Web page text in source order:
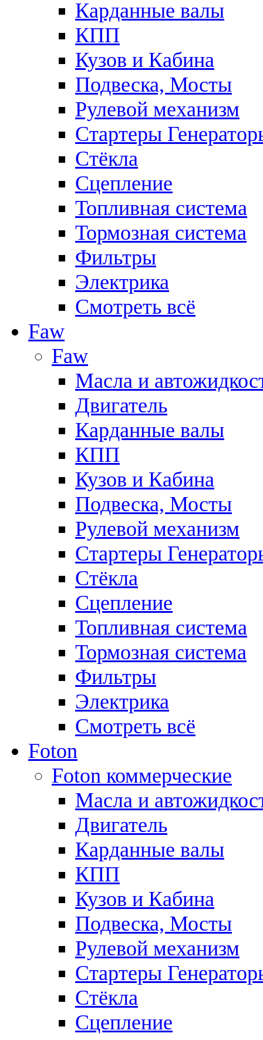
Карданные валы
КПП
Кузов и Кабина
Подвеска, Мосты
Рулевой механизм
Стартеры
Стёкла
Сцепление
Топливная система
Тормозная система
Фильтры
Электрика
Смотреть всё
Faw
Faw
Масла и
Двигатель
Карданные валы
КПП
Кузов и Кабина
Подвеска, Мосты
Рулевой механизм
Стартеры
Стёкла
Сцепление
Топливная система
Тормозная система
Фильтры
Электрика
Смотреть всё
Foton
Foton коммерческие
Масла и
Двигатель
Карданные валы
КПП
Кузов и Кабина
Подвеска, Мосты
Рулевой механизм
Стартеры
Стёкла
Сцепление